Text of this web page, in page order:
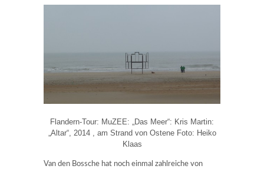
Flandern-Tour: MuZEE: „Das Meer“: Kris Martin:
„Altar“, 2014 , am Strand von Ostene Foto: Heiko
Klaas
Van den Bossche hat noch einmal zahlreiche von